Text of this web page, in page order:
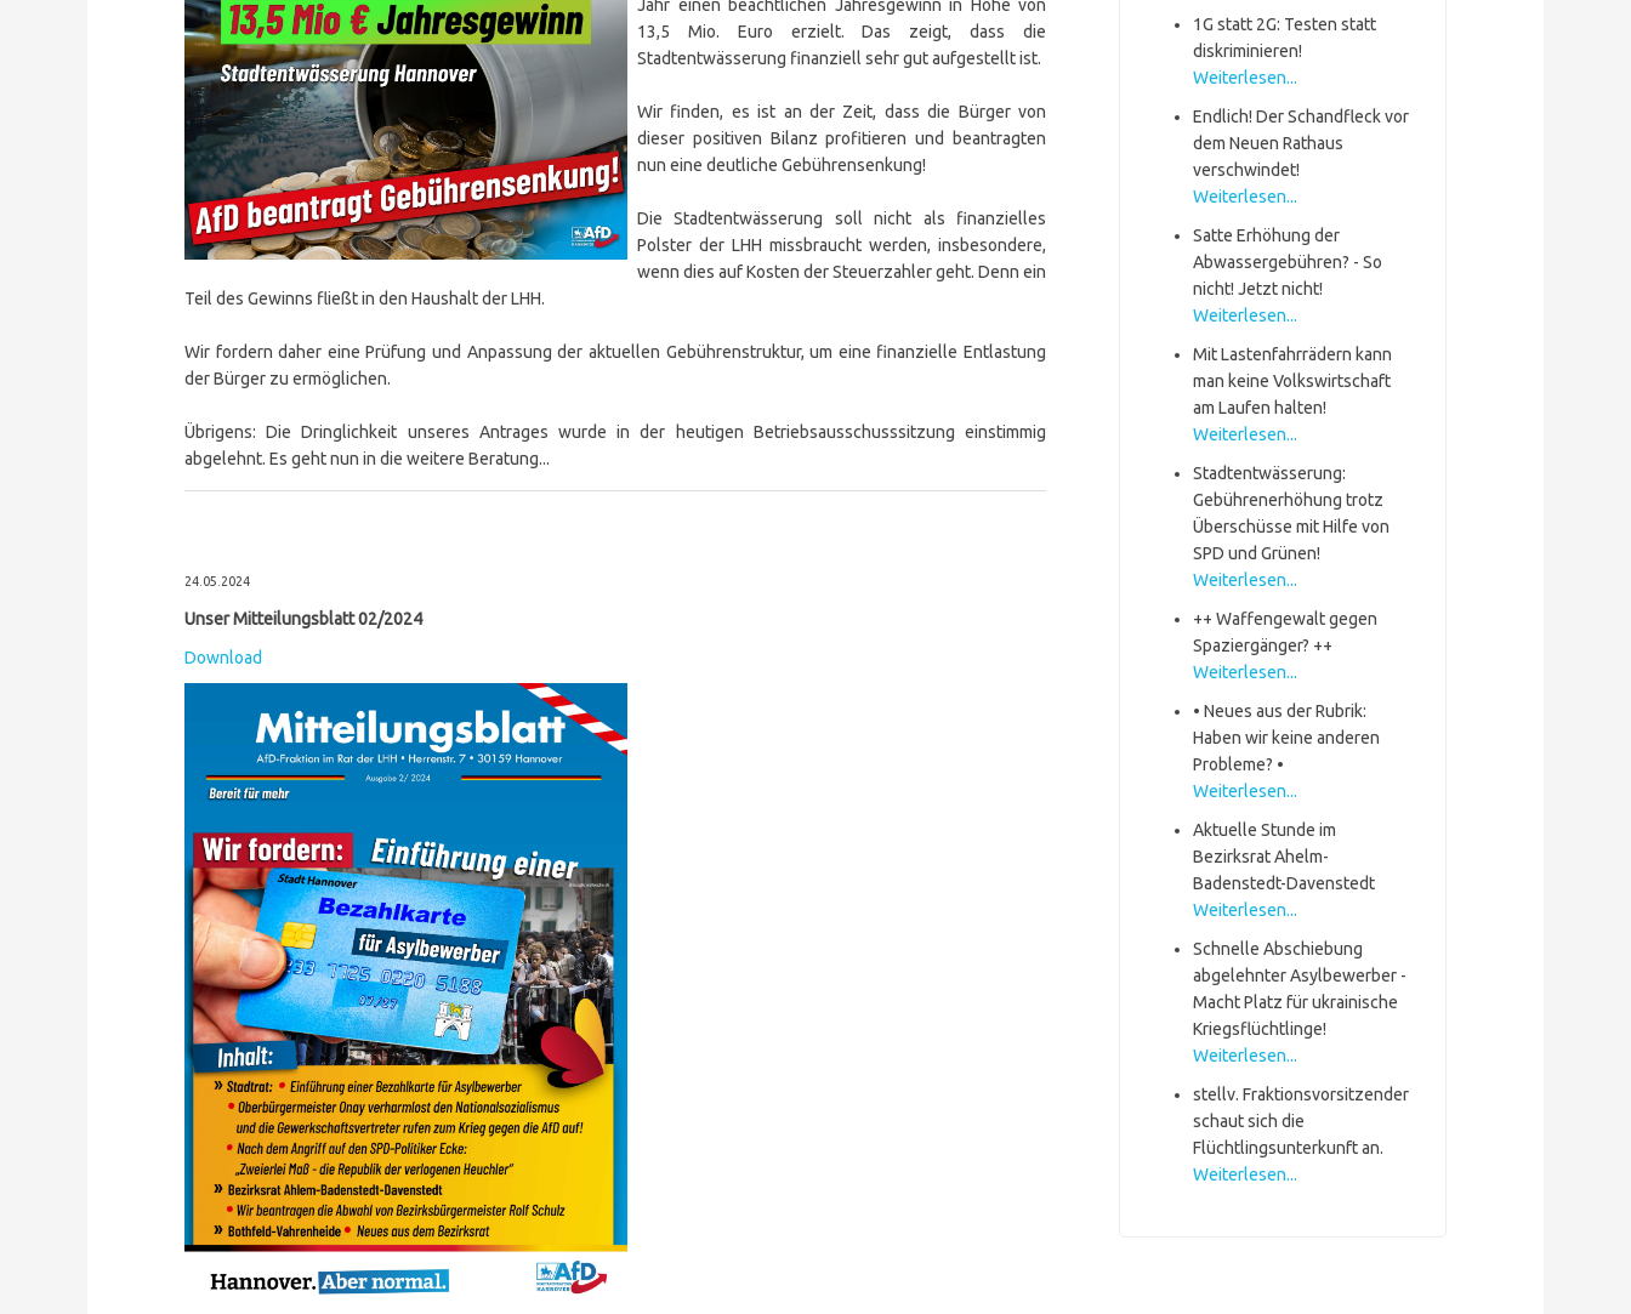
Jahr einen beachtlichen Jahresgewinn in Höhe von
13,5 Mio. Euro erzielt. Das zeigt, dass die
Stadtentwässerung finanziell sehr gut aufgestellt ist.
Wir finden, es ist an der Zeit, dass die Bürger von
dieser positiven Bilanz profitieren und beantragten
nun eine deutliche Gebührensenkung!
Die Stadtentwässerung soll nicht als finanzielles
Polster der LHH missbraucht werden, insbesondere,
wenn dies auf Kosten der Steuerzahler geht. Denn ein
Teil des Gewinns fließt in den Haushalt der LHH.
Wir fordern daher eine Prüfung und Anpassung der aktuellen Gebührenstruktur, um eine finanzielle Entlastung
der Bürger zu ermöglichen.
Übrigens: Die Dringlichkeit unseres Antrages wurde in der heutigen Betriebsausschusssitzung einstimmig
abgelehnt. Es geht nun in die weitere Beratung...
24.05.2024
Unser Mitteilungsblatt 02/2024
Download
1G statt 2G: Testen statt
diskriminieren!
Weiterlesen...
Endlich! Der Schandfleck vor
dem Neuen Rathaus
verschwindet!
Weiterlesen...
Satte Erhöhung der
Abwassergebühren? - So
nicht! Jetzt nicht!
Weiterlesen...
Mit Lastenfahrrädern kann
man keine Volkswirtschaft
am Laufen halten!
Weiterlesen...
Stadtentwässerung:
Gebührenerhöhung trotz
Überschüsse mit Hilfe von
SPD und Grünen!
Weiterlesen...
++ Waffengewalt gegen
Spaziergänger? ++
Weiterlesen...
• Neues aus der Rubrik:
Haben wir keine anderen
Probleme? •
Weiterlesen...
Aktuelle Stunde im
Bezirksrat Ahelm-
Badenstedt-Davenstedt
Weiterlesen...
Schnelle Abschiebung
abgelehnter Asylbewerber -
Macht Platz für ukrainische
Kriegsflüchtlinge!
Weiterlesen...
stellv. Fraktionsvorsitzender
schaut sich die
Flüchtlingsunterkunft an.
Weiterlesen...